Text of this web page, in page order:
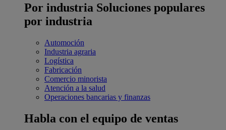
Por industria Soluciones populares
por industria
Automoción
Industria agraria
Logística
Fabricación
Comercio minorista
Atención a la salud
Operaciones bancarias y finanzas
Habla con el equipo de ventas